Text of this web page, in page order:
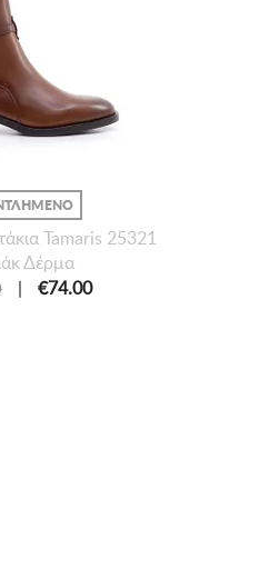
Tamaris 25321
Δέρμα
| €74.00